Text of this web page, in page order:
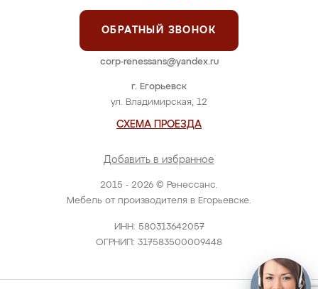
2015 - 2026 © Ренессанс.
Мебель от производителя в Егорьевске.
ИНН: 580313642057
ОГРНИП: 317583500009448
г. Егорьевск
ул. Владимирская, 12
СХЕМА ПРОЕЗДА
Добавить в избранное
ОБРАТНЫЙ ЗВОНОК
corp-renessans@yandex.ru